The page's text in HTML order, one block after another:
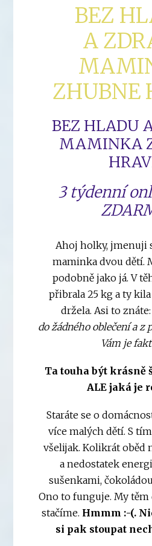
BEZ
A
ZHUBNE
BEZ HLADU
MAMINKA
3 týdenní
Ahoj holky, jmenuji
maminka dvou dětí.
podobně jako já. V
přibrala 25 kg a ty
držela. Asi to znáte:
do žádného oblečení a z
Vám je
Ta touha být krásně
ALE jaká je
Staráte se o
více malých dětí. S
všelijak. Kolikrát oběd
a nedostatek
sušenkami,
Ono to funguje. My
stačíme. Hmmm :-(.
si pak stoupat